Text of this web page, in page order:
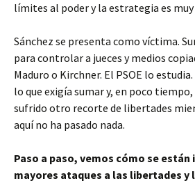
límites al poder y la estrategia es
Sánchez se presenta como víctima.
para controlar a jueces y medios
Maduro o Kirchner. El PSOE lo
lo que exigía sumar y, en poco
sufrido otro recorte de libertades
aquí no ha pasado nada.
Paso a paso, vemos cómo se están
mayores ataques a las libertades y